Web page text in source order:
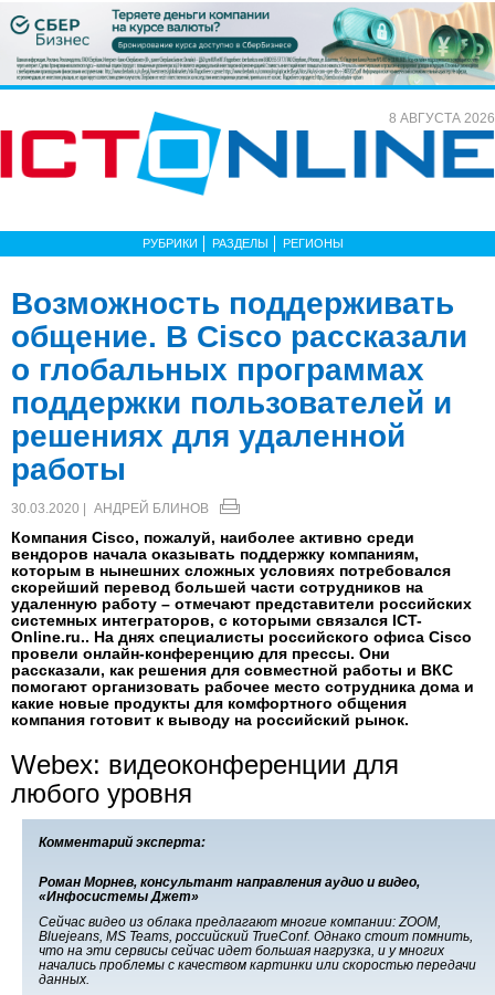
8 АВГУСТА 2026
РУБРИКИ РАЗДЕЛЫ РЕГИОНЫ
Возможность поддерживать
общение. В Cisco рассказали
о глобальных программах
поддержки пользователей и
решениях для удаленной
работы
30.03.2020 | АНДРЕЙ БЛИНОВ
Компания Cisco, пожалуй, наиболее активно среди
вендоров начала оказывать поддержку компаниям,
которым в нынешних сложных условиях потребовался
скорейший перевод большей части сотрудников на
удаленную работу – отмечают представители российских
системных интеграторов, с которыми связался ICT-
Online.ru.. На днях специалисты российского офиса Cisco
провели онлайн-конференцию для прессы. Они
рассказали, как решения для совместной работы и ВКС
помогают организовать рабочее место сотрудника дома и
какие новые продукты для комфортного общения
компания готовит к выводу на российский рынок.
Webex: видеоконференции для
любого уровня
Комментарий эксперта:
Роман Морнев, консультант направления аудио и видео,
«Инфосистемы Джет»
Сейчас видео из облака предлагают многие компании: ZOOM,
Bluejeans, MS Teams, российский TrueConf. Однако стоит помнить,
что на эти сервисы сейчас идет большая нагрузка, и у многих
начались проблемы с качеством картинки или скоростью передачи
данных.